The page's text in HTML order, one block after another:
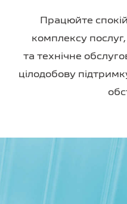
Працюйте
комплексу
та технічне
цілодобову